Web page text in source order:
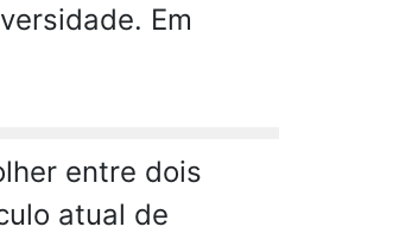
Em
entre dois
atual de